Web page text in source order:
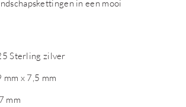
in een mooi
Sterling zilver
mm x 7,5 mm
mm